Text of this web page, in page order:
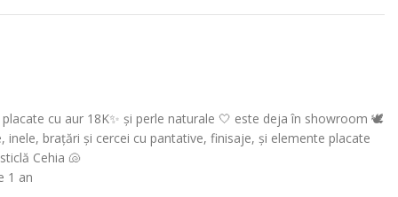
cu aur 18K✨ și perle naturale 🤍 este deja în showroom 🕊️
inele, brațări și cercei cu pantative, finisaje, și elemente placate
Cehia 🐚
1 an